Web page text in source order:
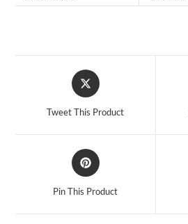
Tweet This Product
Pin This Product